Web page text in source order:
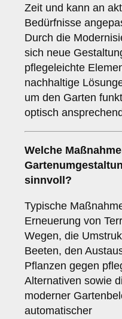
Zeit und kann an
Bedürfnisse
Durch die
sich neue
pflegeleichte
nachhaltige
um den Garten
optisch
Welche
sinnvoll?
Typische
Erneuerung von
Wegen, die
Beeten, den
Pflanzen gegen
Alternativen sowie
moderner
automatischer